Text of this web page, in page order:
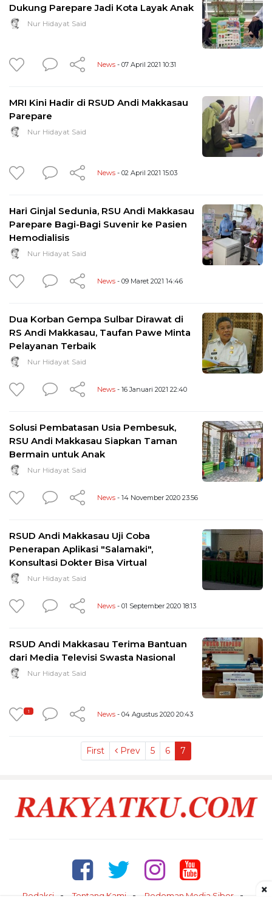
Dukung Parepare Jadi Kota Layak Anak
Nur Hidayat Said
News - 07 April 2021 10:31
MRI Kini Hadir di RSUD Andi Makkasau
Parepare
Nur Hidayat Said
News - 02 April 2021 15:03
Hari Ginjal Sedunia, RSU Andi Makkasau
Parepare Bagi-Bagi Suvenir ke Pasien
Hemodialisis
Nur Hidayat Said
News - 09 Maret 2021 14:46
Dua Korban Gempa Sulbar Dirawat di
RS Andi Makkasau, Taufan Pawe Minta
Pelayanan Terbaik
Nur Hidayat Said
News - 16 Januari 2021 22:40
Solusi Pembatasan Usia Pembesuk,
RSU Andi Makkasau Siapkan Taman
Bermain untuk Anak
Nur Hidayat Said
News - 14 November 2020 23:56
RSUD Andi Makkasau Uji Coba
Penerapan Aplikasi "Salamaki",
Konsultasi Dokter Bisa Virtual
Nur Hidayat Said
News - 01 September 2020 18:13
RSUD Andi Makkasau Terima Bantuan
dari Media Televisi Swasta Nasional
Nur Hidayat Said
1 News - 04 Agustus 2020 20:43
First Prev 5 6 7
Redaksi Tentang Kami
Pedoman Media Siber
×